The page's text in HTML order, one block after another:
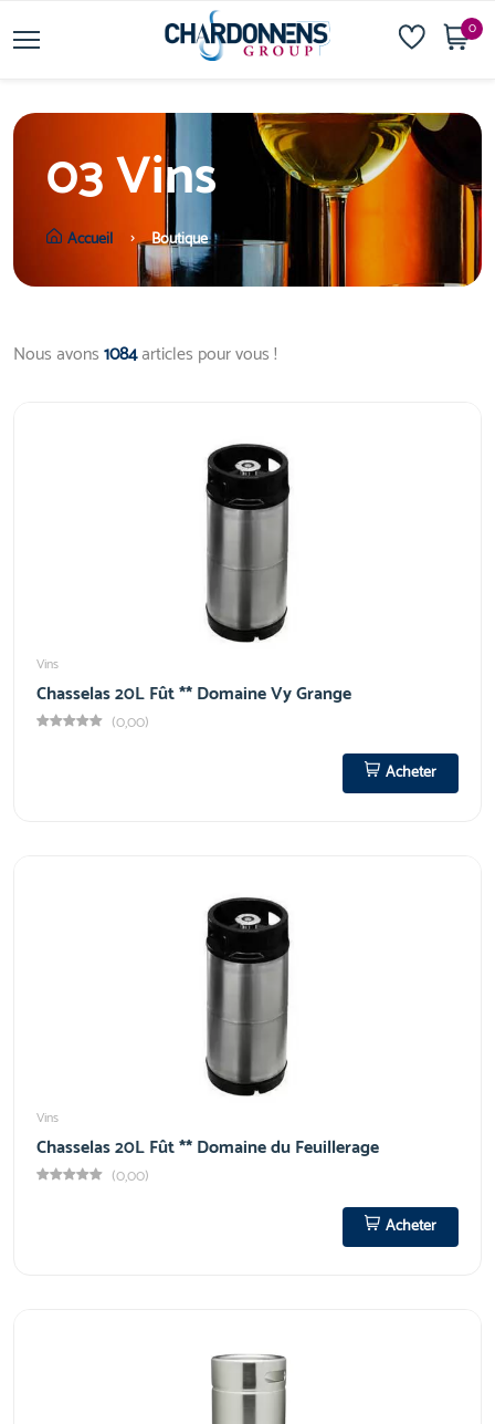
0
03 Vins
Accueil Boutique
Nous avons1084articles pour vous !
Vins
Chasselas 20L Fût ** Domaine Vy Grange
(0,00)
Acheter
Vins
Chasselas 20L Fût ** Domaine du Feuillerage
(0,00)
Acheter